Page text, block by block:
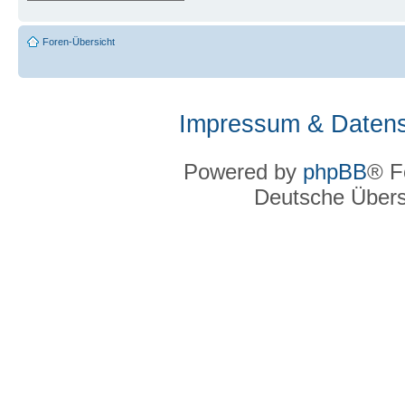
Foren-Übersicht
Impressum &
Powered by phpBB®
Deutsche